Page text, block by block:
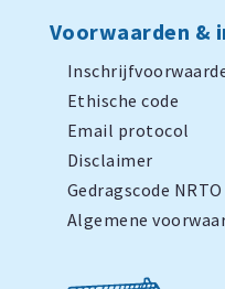
Voorwaarden &
Ethische code
Email protocol
Disclaimer
Gedragscode NRTO
Algemene